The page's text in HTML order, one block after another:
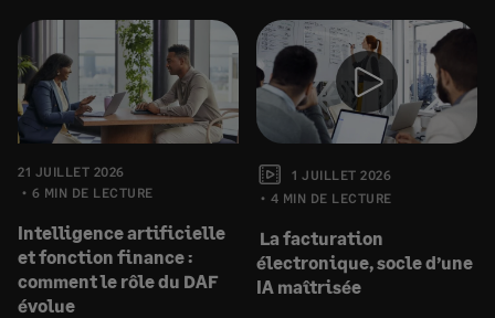
21 JUILLET 2026
6 MIN DE LECTURE
Intelligence artificielle
et fonction finance :
comment le rôle du DAF
évolue
1 JUILLET 2026
4 MIN DE LECTURE
La facturation
électronique, socle d’une
IA maîtrisée